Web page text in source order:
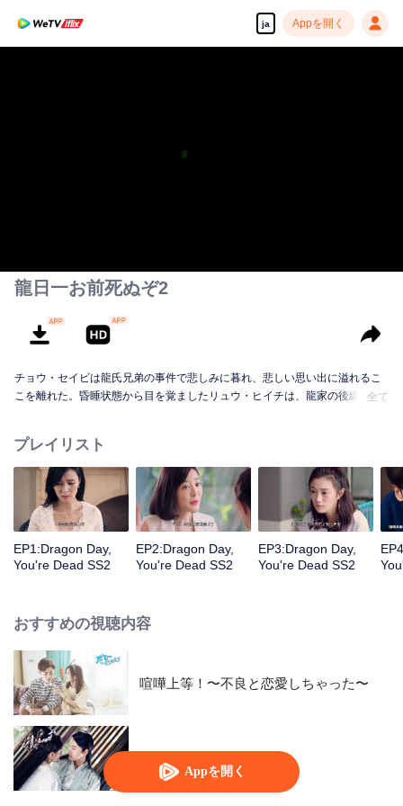
ja Appを開く
Appを開く
龍日一お前死ぬぞ2
チョウ・セイビは龍氏兄弟の事件で悲しみに暮れ、悲しい思い出に溢れるこ
こを離れた。昏睡状態から目を覚ましたリュウ・ヒイチは、龍家の後継者で
きたリュウ・カイイチは正式にリュウ・ヒイチに宣戦布告し、後継者の地位
の争いをスタートした。彼の身の回りにまた一人ラ・ヨウヨウという賢い女
の子が現れて、数人の生活は再び波乱を巻き起こす。
全て
プレイリスト
EP1:Dragon Day,
You're Dead SS2
EP2:Dragon Day,
You're Dead SS2
EP3:Dragon Day,
You're Dead SS2
おすすめの視聴内容
喧嘩上等！〜不良と恋愛しちゃった〜